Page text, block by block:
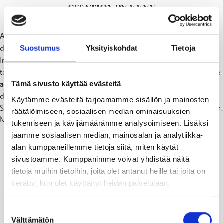
Suostumus Yksityiskohdat Tietoja
Tämä sivusto käyttää evästeitä
Käytämme evästeitä tarjoamamme sisällön ja mainosten
räätälöimiseen, sosiaalisen median ominaisuuksien
tukemiseen ja kävijämäärämme analysoimiseen. Lisäksi
jaamme sosiaalisen median, mainosalan ja analytiikka-
alan kumppaneillemme tietoja siitä, miten käytät
sivustoamme. Kumppanimme voivat yhdistää näitä
tietoja muihin tietoihin, joita olet antanut heille tai joita on
kerätty, kun olet käyttänyt heidän palvelujaan.
Välttämätön
CITATION BY XXYY
Aenean pulvinar nisl vel neque. Morbi mi ac neque ullamcorper
dignissim. Nulla suscipit ipsum. Duis adipiscing turpis vitae turpis.
In quis nisl ut tincidunt felis sit amet ipsum. Fusce facilisis nam
tortor orci, facilisis sit amet accumsan vel, aliquam nec odio. Fusce
accumsan libero et nisi. Lorem ipsum pede id faucibus aliquet,
diam velit commodo elit, quis ultricies justo metus sit amet metus.
Suspendisse interdum nulla sit amet enim. Etiam ultrices fusce nibh.
Maecenas sed dolor vitae nisi volutpat commodo.
Head
label
ghj
regre
sg
esrgr
es
rgrse
g
sregr
es
har